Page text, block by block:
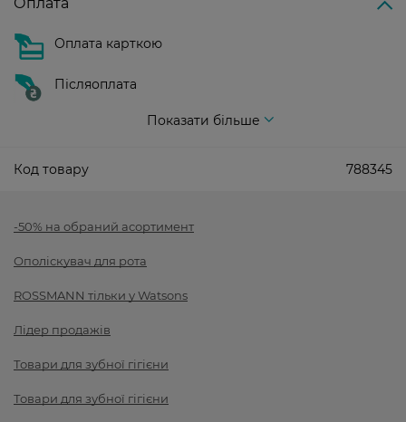
Оплата
Оплата карткою
Післяоплата
Показати більше
Код товару 788345
-50% на обраний асортимент
Ополіскувач для рота
ROSSMANN тільки у Watsons
Лідер продажів
Товари для зубної гігієни
Товари для зубної гігієни